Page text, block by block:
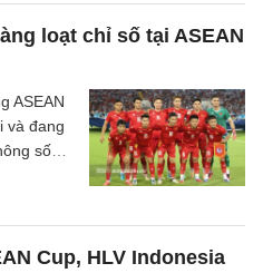
loạt chỉ số tại ASEAN
ASEAN
và đang
số
Cup, HLV Indonesia